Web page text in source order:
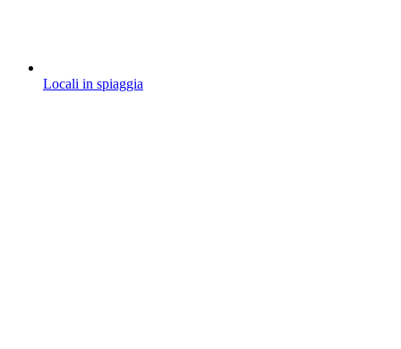
Locali in spiaggia